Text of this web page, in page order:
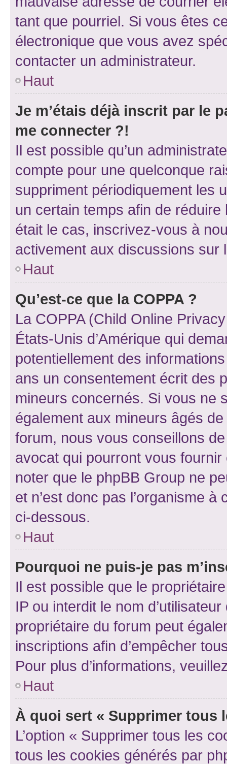
tant que pourriel. Si vous êtes
électronique que vous avez
contacter un administrateur.
Haut
Je m’étais déjà inscrit par le
me connecter ?!
Il est possible qu’un
compte pour une quelconque
suppriment périodiquement les
un certain temps afin de
était le cas, inscrivez-vous à
activement aux discussions sur
Haut
Qu’est-ce que la COPPA ?
La COPPA (Child Online
États-Unis d’Amérique qui
potentiellement des
ans un consentement écrit des
mineurs concernés. Si vous ne
également aux mineurs âgés
forum, nous vous conseillons
avocat qui pourront vous
noter que le phpBB Group ne
et n’est donc pas l’organisme
ci-dessous.
Haut
Pourquoi ne puis-je pas
Il est possible que le
IP ou interdit le nom
propriétaire du forum peut
inscriptions afin d’empêcher
Pour plus d’informations,
Haut
À quoi sert « Supprimer tous
L’option « Supprimer tous les
tous les cookies générés par